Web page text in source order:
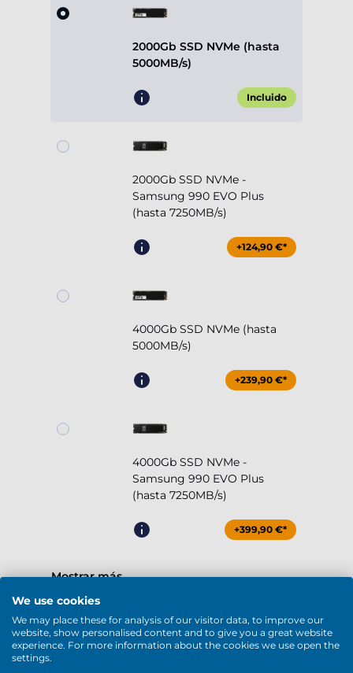
2000Gb SSD NVMe (hasta
5000MB/s)
Incluido
2000Gb SSD NVMe -
Samsung 990 EVO Plus
(hasta 7250MB/s)
+124,90 €*
4000Gb SSD NVMe (hasta
5000MB/s)
+239,90 €*
4000Gb SSD NVMe -
Samsung 990 EVO Plus
(hasta 7250MB/s)
+399,90 €*
Mostrar más
SSD / HDD
(Almacenamiento)
We use cookies
We may place these for analysis of our visitor data, to improve our
website, show personalised content and to give you a great website
experience. For more information about the cookies we use open the
settings.